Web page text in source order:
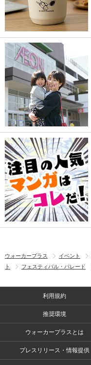
ウォーカープラス イベント
ト
フェスティバル・パレード
利用規約
推奨環境
ウォーカープラスとは
プレスリリース・情報提供